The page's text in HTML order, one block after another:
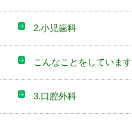
2.小児歯科
こんなことをしています
3.口腔外科